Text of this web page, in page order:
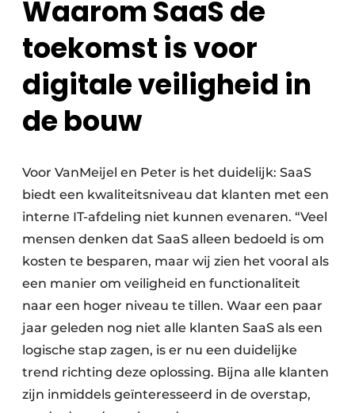
Waarom SaaS de
toekomst is voor
digitale veiligheid in
de bouw
Voor VanMeijel en Peter is het duidelijk: SaaS
biedt een kwaliteitsniveau dat klanten met een
interne IT-afdeling niet kunnen evenaren. “Veel
mensen denken dat SaaS alleen bedoeld is om
kosten te besparen, maar wij zien het vooral als
een manier om veiligheid en functionaliteit
naar een hoger niveau te tillen. Waar een paar
jaar geleden nog niet alle klanten SaaS als een
logische stap zagen, is er nu een duidelijke
trend richting deze oplossing. Bijna alle klanten
zijn inmiddels geïnteresseerd in de overstap,